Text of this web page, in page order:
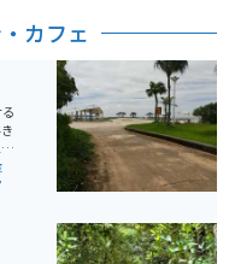
カフェ